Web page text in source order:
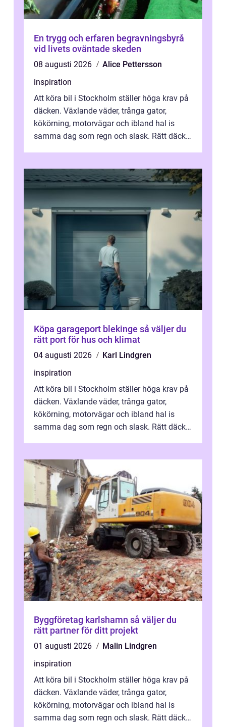
En trygg och erfaren begravningsbyrå
vid livets oväntade skeden
08 augusti 2026
Alice Pettersson
inspiration
Att köra bil i Stockholm ställer höga krav på
däcken. Växlande väder, trånga gator,
kökörning, motorvägar och ibland hal is
samma dag som regn och slask. Rätt däck
Köpa garageport blekinge så väljer du
rätt port för hus och klimat
04 augusti 2026
Karl Lindgren
inspiration
Att köra bil i Stockholm ställer höga krav på
däcken. Växlande väder, trånga gator,
kökörning, motorvägar och ibland hal is
samma dag som regn och slask. Rätt däck
Byggföretag karlshamn så väljer du
rätt partner för ditt projekt
01 augusti 2026
Malin Lindgren
inspiration
Att köra bil i Stockholm ställer höga krav på
däcken. Växlande väder, trånga gator,
kökörning, motorvägar och ibland hal is
samma dag som regn och slask. Rätt däck